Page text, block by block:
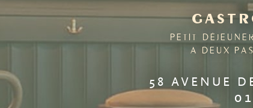
PETIT-
A DEUX
58 AVENUE